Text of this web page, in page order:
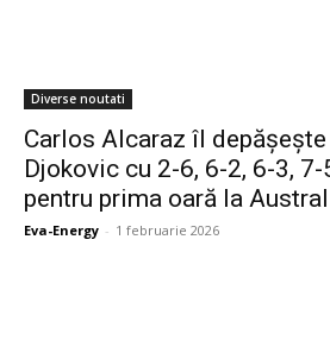
Diverse noutati
Carlos Alcaraz îl
Djokovic cu 2-6, 6-2, 6-3, 7-
pentru prima oară la
Eva-Energy - 1 februarie 2026